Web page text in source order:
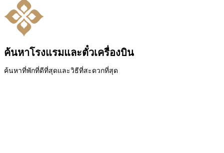
ค้นหาโรงแรมและตั๋วเครื่องบิน
ค้นหาที่พักที่ดีที่สุดและวิธีที่สะดวกที่สุด